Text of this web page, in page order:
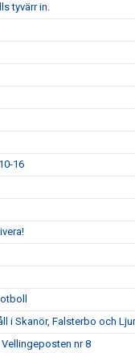
tyvärr in.
16
i Skanör, Falsterbo och
nr 8